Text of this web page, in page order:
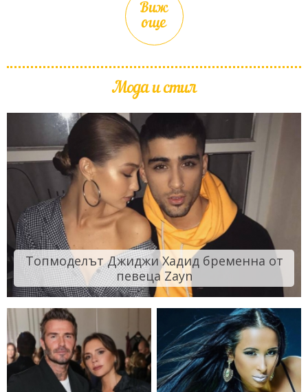
Виж
още
Мода и стил
Топмоделът Джиджи Хадид бременна от
певеца Zayn